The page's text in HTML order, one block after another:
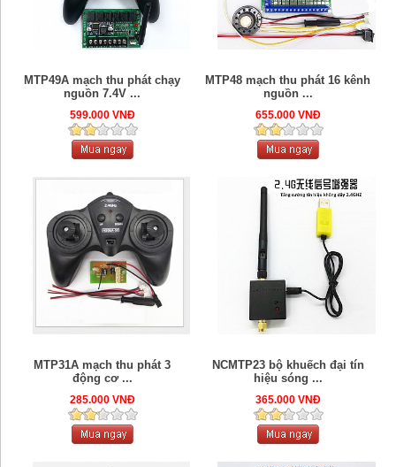
MTP49A mạch thu phát chạy
nguồn 7.4V ...
599.000 VNĐ
MTP48 mạch thu phát 16 kênh
nguồn ...
655.000 VNĐ
MTP31A mạch thu phát 3
động cơ ...
285.000 VNĐ
NCMTP23 bộ khuếch đại tín
hiệu sóng ...
365.000 VNĐ